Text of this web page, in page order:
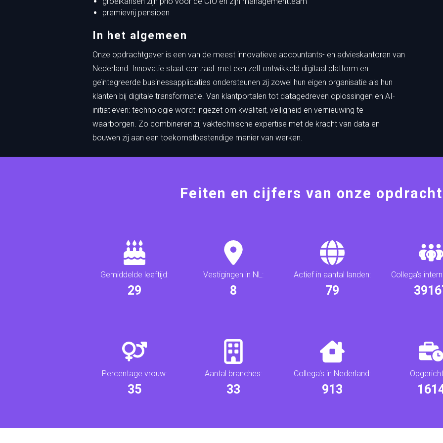
premievrij pensioen
In het algemeen
Onze opdrachtgever is een van de meest innovatieve accountants- en advieskantoren van
Nederland. Innovatie staat centraal: met een zelf ontwikkeld digitaal platform en
geïntegreerde businessapplicaties ondersteunen zij zowel hun eigen organisatie als hun
klanten bij digitale transformatie. Van klantportalen tot datagedreven oplossingen en AI-
initiatieven: technologie wordt ingezet om kwaliteit, veiligheid en vernieuwing te
waarborgen. Zo combineren zij vaktechnische expertise met de kracht van data en
bouwen zij aan een toekomstbestendige manier van werken.
Feiten en cijfers van onze
Gemiddelde leeftijd:
34
Vestigingen in NL:
10
Actief in aantal landen:
93
Collega's
Percentage vrouw:
41
Aantal branches:
39
Collega's in Nederland:
1071